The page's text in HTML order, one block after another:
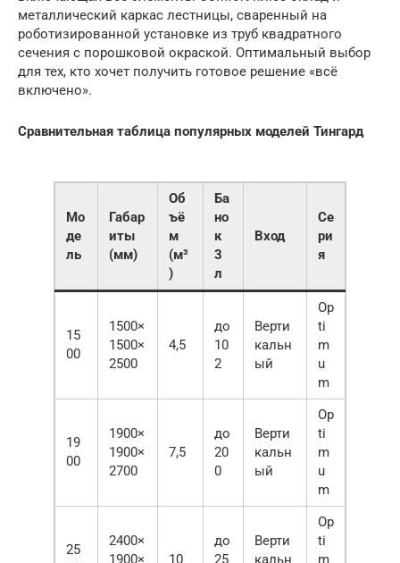
металлический каркас лестницы, сваренный на
роботизированной установке из труб квадратного
сечения с порошковой окраской. Оптимальный выбор
для тех, кто хочет получить готовое решение «всё
включено».
Сравнительная таблица популярных моделей Тингард
Мо
де
ль
Габар
иты
(мм)
Об
ъё
м
(м³
)
Ба
но
к
3
л
Вход
Се
ри
я
15
00
1500×
1500×
2500
4,5
до
10
2
Верти
кальн
ый
Op
ti
m
u
m
19
00
1900×
1900×
2700
7,5
до
20
0
Верти
кальн
ый
Op
ti
m
u
m
25
2400×
1900×
10
до
25
Верти
кальн
Op
ti
m